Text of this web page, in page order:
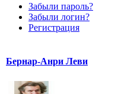
Забыли пароль?
Забыли логин?
Регистрация
Бернар-Анри Леви